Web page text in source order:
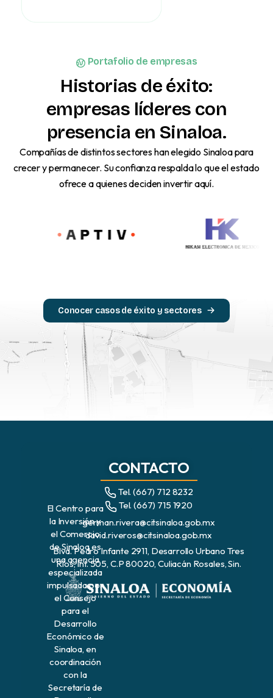
Portafolio de empresas
Historias deéxito:
empresas líderes con
presencia en Sinaloa.
Compañías de distintos sectores han elegido Sinaloa para
crecer y permanecer. Su confianza respalda lo que el estado
ofrece a quienes deciden invertir aquí.
Conocer casos de éxito y sectores
El Centro para
la Inversión y
el Comercio
de Sinaloa es
una agencia
especializada
impulsada por
el Consejo
para el
Desarrollo
Económico de
Sinaloa, en
coordinación
con la
Secretaría de
CONTACTO
Tel. (667) 712 8232
Tel. (667) 715 1920
german.rivera@citsinaloa.gob.mx
david.riveros@citsinaloa.gob.mx
Blvd. Pedro Infante 2911, Desarrollo Urbano Tres
Ríos, Int. 505, C.P 80020, Culiacán Rosales, Sin.